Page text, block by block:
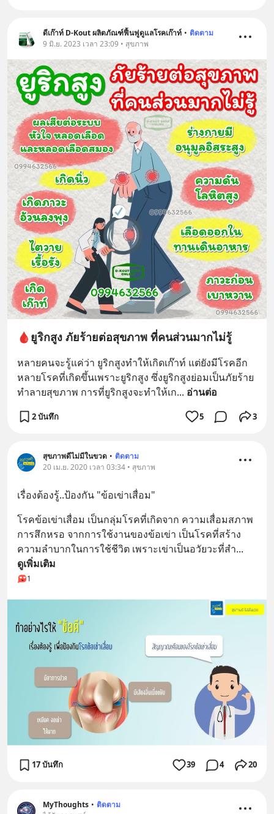
ดีเก๊าท์ D-Kout ผลิตภัณฑ์ฟื้นฟูดูแลโรคเก๊าท์ • ติดตาม
9 มิ.ย. 2023 เวลา 23:09 • สุขภาพ
🩸ยูริกสูง ภัยร้ายต่อสุขภาพ ที่คนส่วนมากไม่รู้
หลายคนจะรู้แค่ว่า ยูริกสูงทำให้เกิดเก๊าท์ แต่ยังมีโรคอีก
หลายโรคที่เกิดขึ้นเพราะยูริกสูง ซึ่งยูริกสูงย่อมเป็นภัยร้าย
ทำลายสุขภาพ การที่ยูริกสูงจะทำให้เก... อ่านต่อ
2 บันทึก 5 3
สุขภาพดีไม่มีในขวด • ติดตาม
20 เม.ย. 2020 เวลา 03:34 • สุขภาพ
เรื่องต้องรู้..ป้องกัน "ข้อเข่าเสื่อม"
โรคข้อเข่าเสื่อม เป็นกลุ่มโรคที่เกิดจาก ความเสื่อมสภาพ
การสึกหรอ จากการใช้งานของข้อเข่า เป็นโรคที่สร้าง
ความลำบากในการใช้ชีวิต เพราะเข่าเป็นอวัยวะที่สำ...
ดูเพิ่มเติม
1
17 บันทึก 39 4 20
MyThoughts • ติดตาม